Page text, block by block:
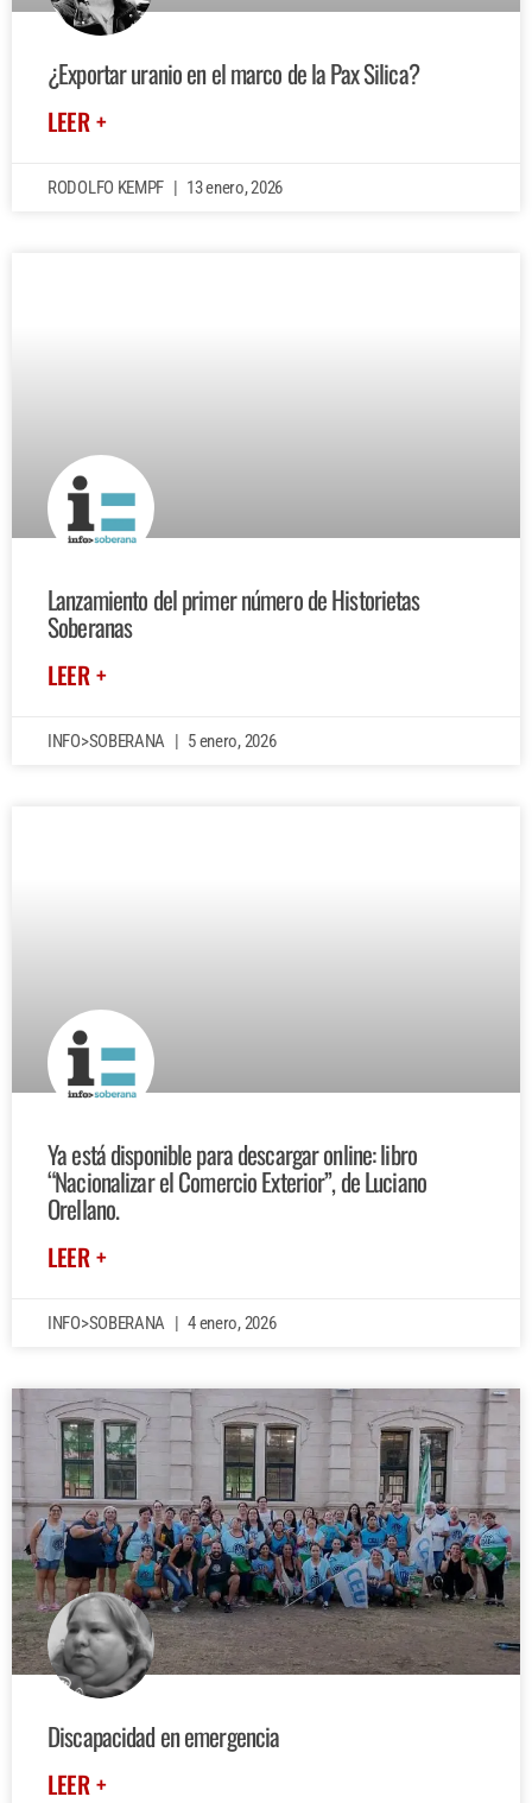
¿Exportar uranio en el marco de la Pax Silica?
LEER +
RODOLFO KEMPF 13 enero, 2026
Lanzamiento del primer número de Historietas
Soberanas
LEER +
INFO>SOBERANA 5 enero, 2026
Ya está disponible para descargar online: libro
“Nacionalizar el Comercio Exterior”, de Luciano
Orellano.
LEER +
INFO>SOBERANA 4 enero, 2026
Discapacidad en emergencia
LEER +